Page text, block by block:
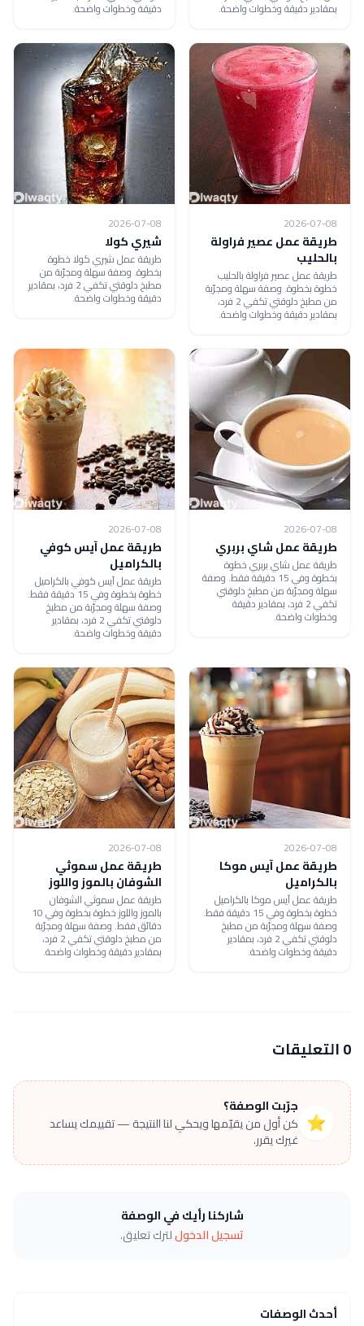
بمقادير دقيقة وخطوات واضحة. دقيقة وخطوات واضحة.
2026-07-08
طريقة عمل عصير فراولة
بالحليب
طريقة عمل عصير فراولة بالحليب
خطوة بخطوة. وصفة سهلة ومجرّبة
من مطبخ دلوقتي تكفي 2 فرد،
بمقادير دقيقة وخطوات واضحة.
2026-07-08
شيري كولا
طريقة عمل شيري كولا خطوة
بخطوة. وصفة سهلة ومجرّبة من
مطبخ دلوقتي تكفي 2 فرد، بمقادير
دقيقة وخطوات واضحة.
2026-07-08
طريقة عمل شاي بربري
طريقة عمل شاي بربري خطوة
بخطوة وفي 15 دقيقة فقط. وصفة
سهلة ومجرّبة من مطبخ دلوقتي
تكفي 2 فرد، بمقادير دقيقة
وخطوات واضحة.
2026-07-08
طريقة عمل آيس كوفي
بالكراميل
طريقة عمل آيس كوفي بالكراميل
خطوة بخطوة وفي 15 دقيقة فقط.
وصفة سهلة ومجرّبة من مطبخ
دلوقتي تكفي 2 فرد، بمقادير
دقيقة وخطوات واضحة.
2026-07-08
طريقة عمل آيس موكا
بالكراميل
طريقة عمل آيس موكا بالكراميل
خطوة بخطوة وفي 15 دقيقة فقط.
وصفة سهلة ومجرّبة من مطبخ
دلوقتي تكفي 2 فرد، بمقادير
دقيقة وخطوات واضحة.
2026-07-08
طريقة عمل سموثي
الشوفان بالموز واللوز
طريقة عمل سموثي الشوفان
بالموز واللوز خطوة بخطوة وفي 10
دقائق فقط. وصفة سهلة ومجرّبة
من مطبخ دلوقتي تكفي 2 فرد،
بمقادير دقيقة وخطوات واضحة.
0 التعليقات
⭐
جرّبت الوصفة؟
كن أول من يقيّمها ويحكي لنا النتيجة — تقييمك يساعد
غيرك يقرر.
شاركنا رأيك في الوصفة
تسجيل الدخوللترك تعليق.
أحدث الوصفات